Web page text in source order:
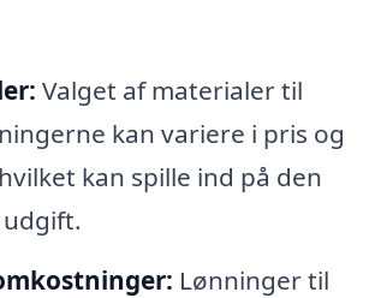
Valget af materialer til
kan variere i pris og
kan spille ind på den
Lønninger til